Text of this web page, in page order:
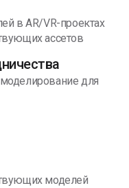
в AR/VR-проектах
ассетов
для
моделей